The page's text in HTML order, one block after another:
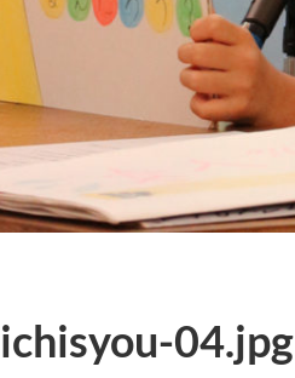
ichisyou-04.jpg